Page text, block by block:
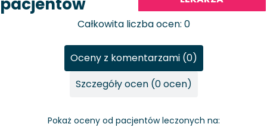
Całkowita liczba ocen: 0
Pokaż oceny od pacjentów leczonych na:
Oceny z komentarzami (0)
Szczegóły ocen (0 ocen)